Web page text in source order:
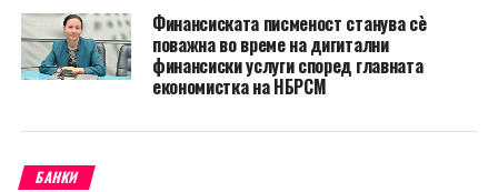
Финансиската писменост станува сè
поважна во време на дигитални
финансиски услуги според главната
економистка на НБРСМ
БАНКИ